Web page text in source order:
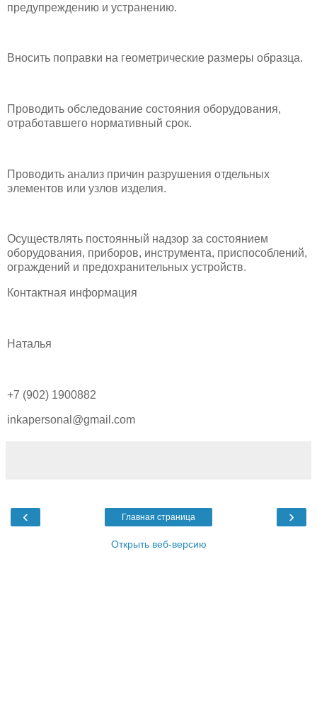
предупреждению и устранению.
Вносить поправки на геометрические размеры образца.
Проводить обследование состояния оборудования,
отработавшего нормативный срок.
Проводить анализ причин разрушения отдельных
элементов или узлов изделия.
Осуществлять постоянный надзор за состоянием
оборудования, приборов, инструмента, приспособлений,
ограждений и предохранительных устройств.
Контактная информация
Наталья
+7 (902) 1900882
inkapersonal@gmail.com
‹ ›
Главная страница
Открыть веб-версию